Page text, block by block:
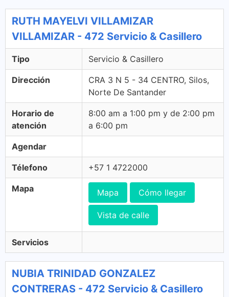
RUTH MAYELVI VILLAMIZAR
VILLAMIZAR - 472 Servicio & Casillero
Tipo Servicio & Casillero
Dirección
CRA 3 N 5 - 34 CENTRO, Silos,
Norte De Santander
Horario de
atención
8:00 am a 1:00 pm y de 2:00 pm
a 6:00 pm
Agendar
Télefono +57 1 4722000
Mapa Mapa Cómo llegar
Vista de calle
Servicios
NUBIA TRINIDAD GONZALEZ
CONTRERAS - 472 Servicio & Casillero